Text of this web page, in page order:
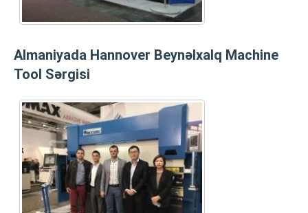
Almaniyada Hannover Beynəlxalq Machine
Tool Sərgisi